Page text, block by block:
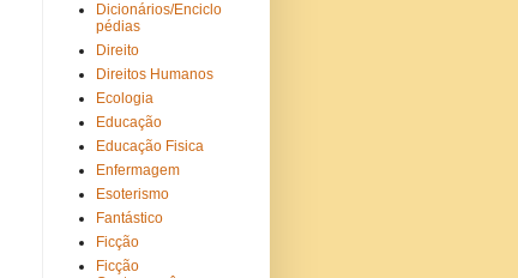
Dicionários/Enciclo
pédias
Direito
Direitos Humanos
Ecologia
Educação
Educação Fisica
Enfermagem
Esoterismo
Fantástico
Ficção
Ficção